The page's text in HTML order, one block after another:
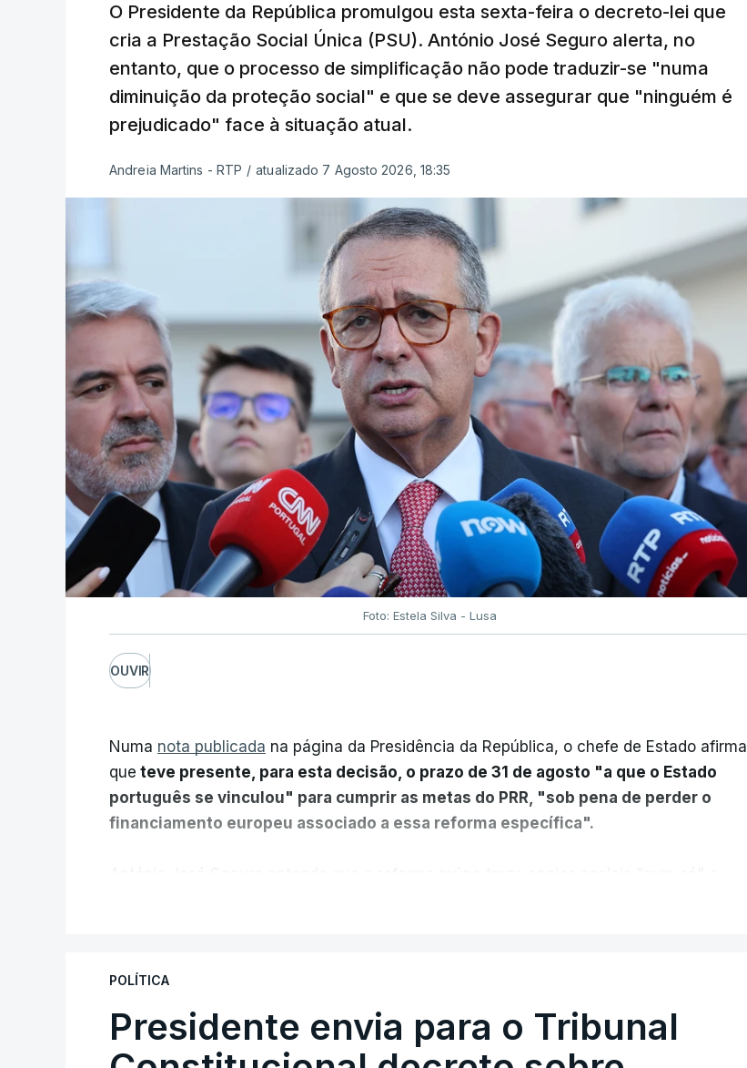
O Presidente da República promulgou esta sexta-feira o decreto-lei que
cria a Prestação Social Única (PSU). António José Seguro alerta, no
entanto, que o processo de simplificação não pode traduzir-se "numa
diminuição da proteção social" e que se deve assegurar que "ninguém é
prejudicado" face à situação atual.
Andreia Martins - RTP / atualizado 7 Agosto 2026, 18:35
Foto: Estela Silva - Lusa
OUVIR
Numa nota publicada na página da Presidência da República, o chefe de Estado afirma
que teve presente, para esta decisão, o prazo de 31 de agosto "a que o Estado
português se vinculou" para cumprir as metas do PRR, "sob pena de perder o
financiamento europeu associado a essa reforma específica".
os apoios chegam a quem mais necessita, estaremos a dar um passo na direção
POLÍTICA
Presidente envia para o Tribunal